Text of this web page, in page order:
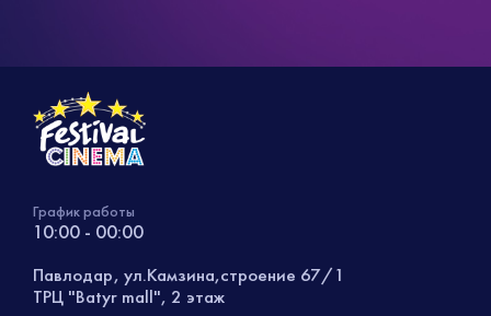
График работы
10:00 - 00:00
Павлодар, ул.Камзина,строение 67/1
ТРЦ "Batyr mall", 2 этаж